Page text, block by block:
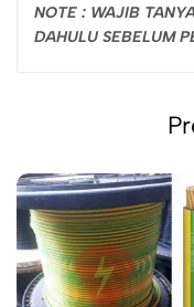
NOTE : WAJIB
DAHULU SEBELUM